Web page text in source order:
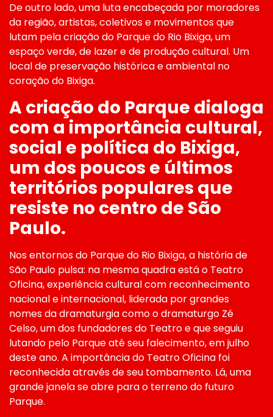
De outro lado, uma luta encabeçada por moradores
da região, artistas, coletivos e movimentos que
lutam pela criação do Parque do Rio Bixiga, um
espaço verde, de lazer e de produção cultural. Um
local de preservação histórica e ambiental no
coração do Bixiga.
A criação do Parque dialoga
com a importância cultural,
social e política do Bixiga,
um dos poucos e últimos
territórios populares que
resiste no centro de São
Paulo.
Nos entornos do Parque do Rio Bixiga, a história de
São Paulo pulsa: na mesma quadra está o Teatro
Oficina, experiência cultural com reconhecimento
nacional e internacional, liderada por grandes
nomes da dramaturgia como o dramaturgo Zé
Celso, um dos fundadores do Teatro e que seguiu
lutando pelo Parque até seu falecimento, em julho
deste ano. A importância do Teatro Oficina foi
reconhecida através de seu tombamento. Lá, uma
grande janela se abre para o terreno do futuro
Parque.